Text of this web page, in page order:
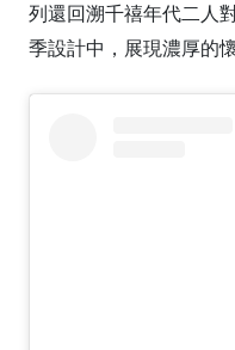
列還回溯千禧年代二人
季設計中，展現濃厚的